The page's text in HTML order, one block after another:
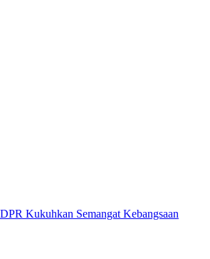
Kukuhkan Semangat Kebangsaan